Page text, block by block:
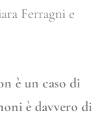
Ferragni e
è un caso di
è davvero di